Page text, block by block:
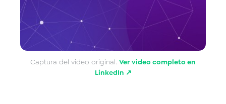
Captura del video original. Ver video completo en
LinkedIn ↗